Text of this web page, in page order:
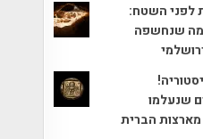
לפני השטח:
שנחשפה
שנעלמו
הברית